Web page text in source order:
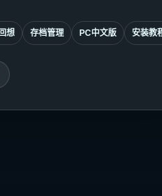
想 存档管理 PC中文版 安装教